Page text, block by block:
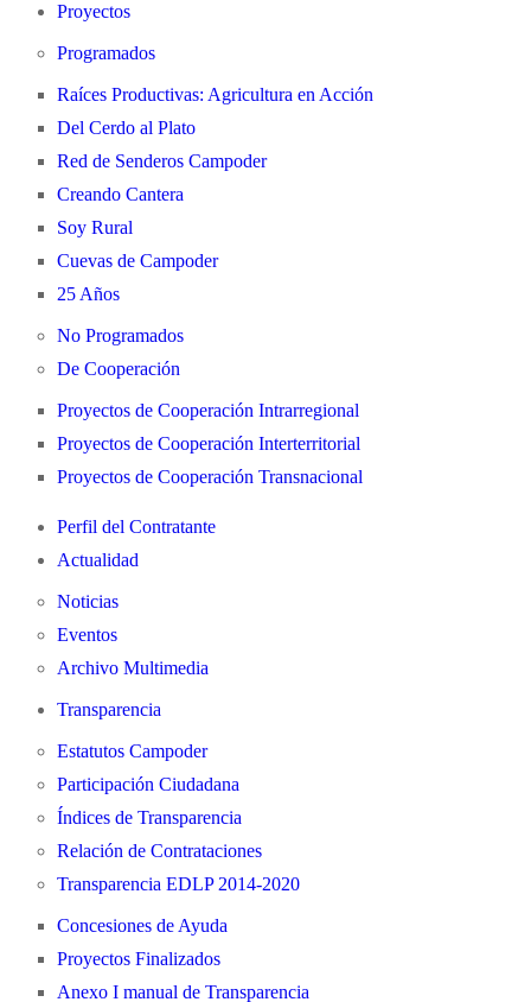
Proyectos
Programados
Raíces Productivas: Agricultura en Acción
Del Cerdo al Plato
Red de Senderos Campoder
Creando Cantera
Soy Rural
Cuevas de Campoder
25 Años
No Programados
De Cooperación
Proyectos de Cooperación Intrarregional
Proyectos de Cooperación Interterritorial
Proyectos de Cooperación Transnacional
Perfil del Contratante
Actualidad
Noticias
Eventos
Archivo Multimedia
Transparencia
Estatutos Campoder
Participación Ciudadana
Índices de Transparencia
Relación de Contrataciones
Transparencia EDLP 2014-2020
Concesiones de Ayuda
Proyectos Finalizados
Anexo I manual de Transparencia